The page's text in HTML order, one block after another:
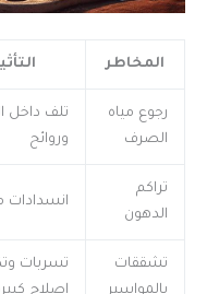
المخاطر
رجوع مياه
الصرف
تلف داخل
وروائح
تراكم
الدهون
انسدادات
تشققات
بالمواسير
تسربات
إصلاح